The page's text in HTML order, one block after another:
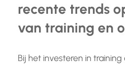
recente trends
van training en
Bij het investeren in